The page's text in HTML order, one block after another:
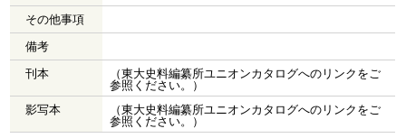
その他事項
備考
刊本
（東大史料編纂所ユニオンカタログへのリンクをご
参照ください。）
影写本
（東大史料編纂所ユニオンカタログへのリンクをご
参照ください。）